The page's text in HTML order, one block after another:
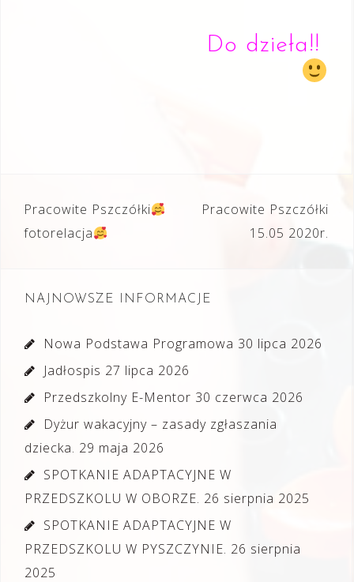
Do dzieła!!
Nawigacja
wpisu
Pracowite Pszczółki
fotorelacja
Pracowite Pszczółki
15.05 2020r.
NAJNOWSZE INFORMACJE
Nowa Podstawa Programowa 30 lipca 2026
Jadłospis 27 lipca 2026
Przedszkolny E-Mentor 30 czerwca 2026
Dyżur wakacyjny – zasady zgłaszania
dziecka. 29 maja 2026
SPOTKANIE ADAPTACYJNE W
PRZEDSZKOLU W OBORZE. 26 sierpnia 2025
SPOTKANIE ADAPTACYJNE W
PRZEDSZKOLU W PYSZCZYNIE. 26 sierpnia
2025